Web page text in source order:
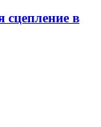
сцепление в